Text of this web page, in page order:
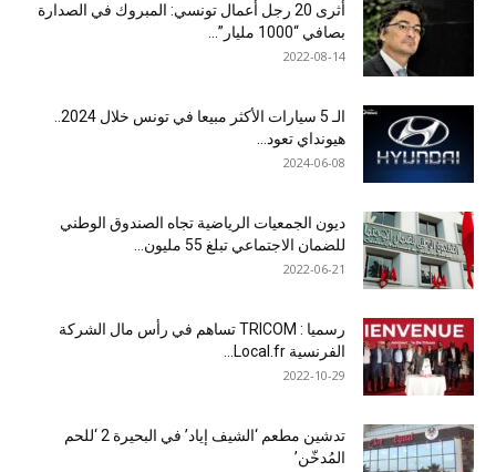
أثرى 20 رجل أعمال تونسي: المبروك في الصدارة
بصافي “1000 مليار”...
2022-08-14
الـ 5 سيارات الأكثر مبيعا في تونس خلال 2024..
هيونداي تعود...
2024-06-08
ديون الجمعيات الرياضية تجاه الصندوق الوطني
للضمان الاجتماعي تبلغ 55 مليون...
2022-06-21
رسميا : TRICOM تساهم في رأس مال الشركة
الفرنسية Local.fr...
2022-10-29
تدشين مطعم ‘الشيف إياد’ في البحيرة 2 ‘للحم
المُدخّن’